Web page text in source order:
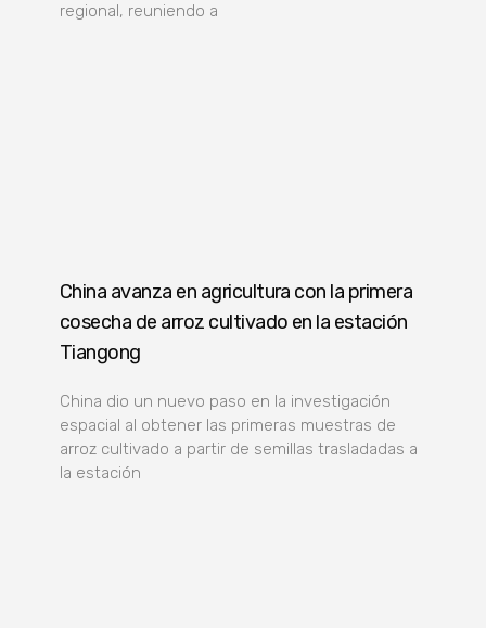
regional, reuniendo a
China avanza en agricultura con la primera
cosecha de arroz cultivado en la estación
Tiangong
China dio un nuevo paso en la investigación
espacial al obtener las primeras muestras de
arroz cultivado a partir de semillas trasladadas a
la estación